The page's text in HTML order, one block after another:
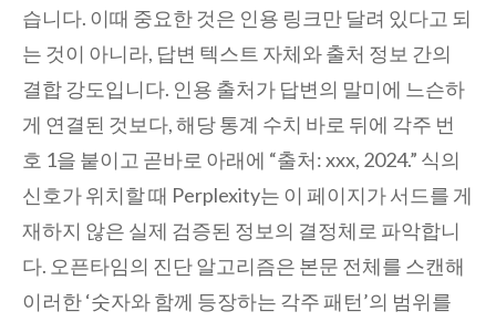
습니다. 이때 중요한 것은 인용 링크만 달려 있다고 되
는 것이 아니라, 답변 텍스트 자체와 출처 정보 간의
결합 강도입니다. 인용 출처가 답변의 말미에 느슨하
게 연결된 것보다, 해당 통계 수치 바로 뒤에 각주 번
호 1을 붙이고 곧바로 아래에 “출처: xxx, 2024.” 식의
신호가 위치할 때 Perplexity는 이 페이지가 서드를 게
재하지 않은 실제 검증된 정보의 결정체로 파악합니
다. 오픈타임의 진단 알고리즘은 본문 전체를 스캔해
이러한 ‘숫자와 함께 등장하는 각주 패턴’의 범위를